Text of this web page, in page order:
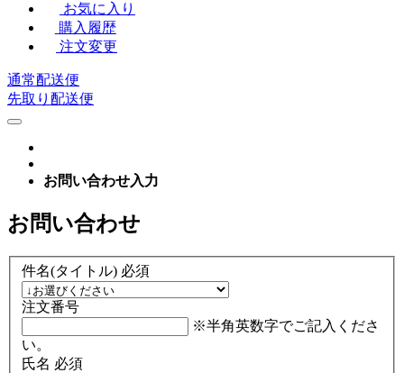
お気に入り
購入履歴
注文変更
通常配送便
先取り配送便
お問い合わせ入力
お問い合わせ
件名(タイトル) 必須
注文番号
※半角英数字でご記入くださ
い。
氏名 必須